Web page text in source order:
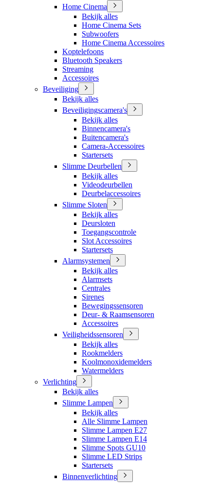
Home Cinema
Bekijk alles
Home Cinema Sets
Subwoofers
Home Cinema Accessoires
Koptelefoons
Bluetooth Speakers
Streaming
Accessoires
Beveiliging
Bekijk alles
Beveiligingscamera's
Bekijk alles
Binnencamera's
Buitencamera's
Camera-Accessoires
Startersets
Slimme Deurbellen
Bekijk alles
Videodeurbellen
Deurbelaccessoires
Slimme Sloten
Bekijk alles
Deursloten
Toegangscontrole
Slot Accessoires
Startersets
Alarmsystemen
Bekijk alles
Alarmsets
Centrales
Sirenes
Bewegingssensoren
Deur- & Raamsensoren
Accessoires
Veiligheidssensoren
Bekijk alles
Rookmelders
Koolmonoxidemelders
Watermelders
Verlichting
Bekijk alles
Slimme Lampen
Bekijk alles
Alle Slimme Lampen
Slimme Lampen E27
Slimme Lampen E14
Slimme Spots GU10
Slimme LED Strips
Startersets
Binnenverlichting